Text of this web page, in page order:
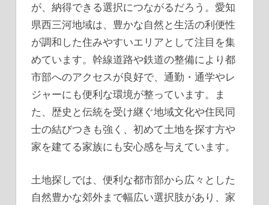
が、納得できる選択につながるだろう。愛知
県西三河地域は、豊かな自然と生活の利便性
が調和した住みやすいエリアとして注目を集
めています。幹線道路や鉄道の整備により都
市部へのアクセスが良好で、通勤・通学やレ
ジャーにも便利な環境が整っています。ま
た、歴史と伝統を受け継ぐ地域文化や住民同
士の結びつきも強く、初めて土地を探す方や
家を建てる家族にも安心感を与えています。
土地探しでは、便利な都市部から広々とした
自然豊かな郊外まで幅広い選択肢があり、家